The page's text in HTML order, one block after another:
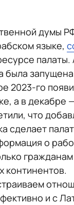
думы
языке,
палаты.
была
2023-го
а в декабре
что
сделает
о
континентов.
и с